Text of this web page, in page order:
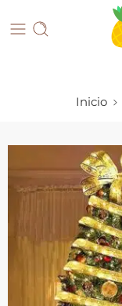
Inicio